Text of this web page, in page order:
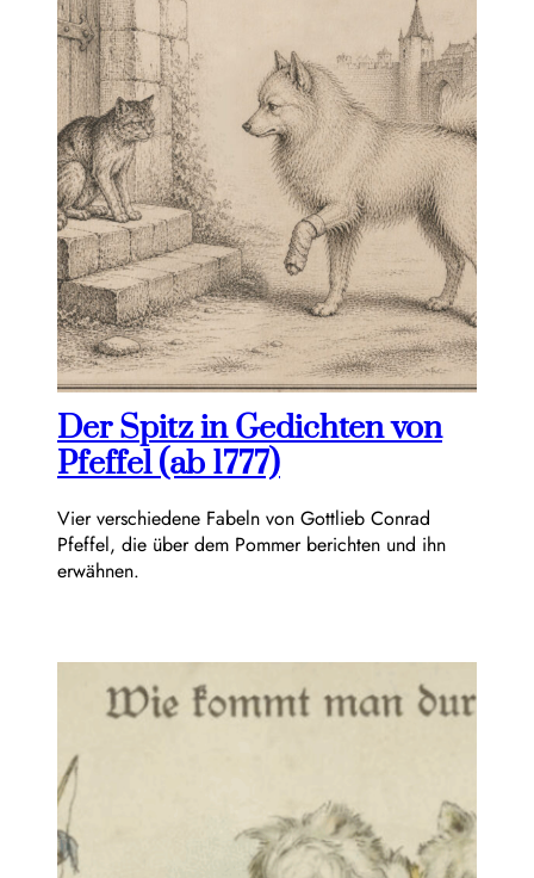
Der Spitz in Gedichten von
Pfeffel (ab 1777)
Vier verschiedene Fabeln von Gottlieb Conrad
Pfeffel, die über dem Pommer berichten und ihn
erwähnen.